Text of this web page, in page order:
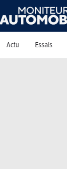
Actu Essais